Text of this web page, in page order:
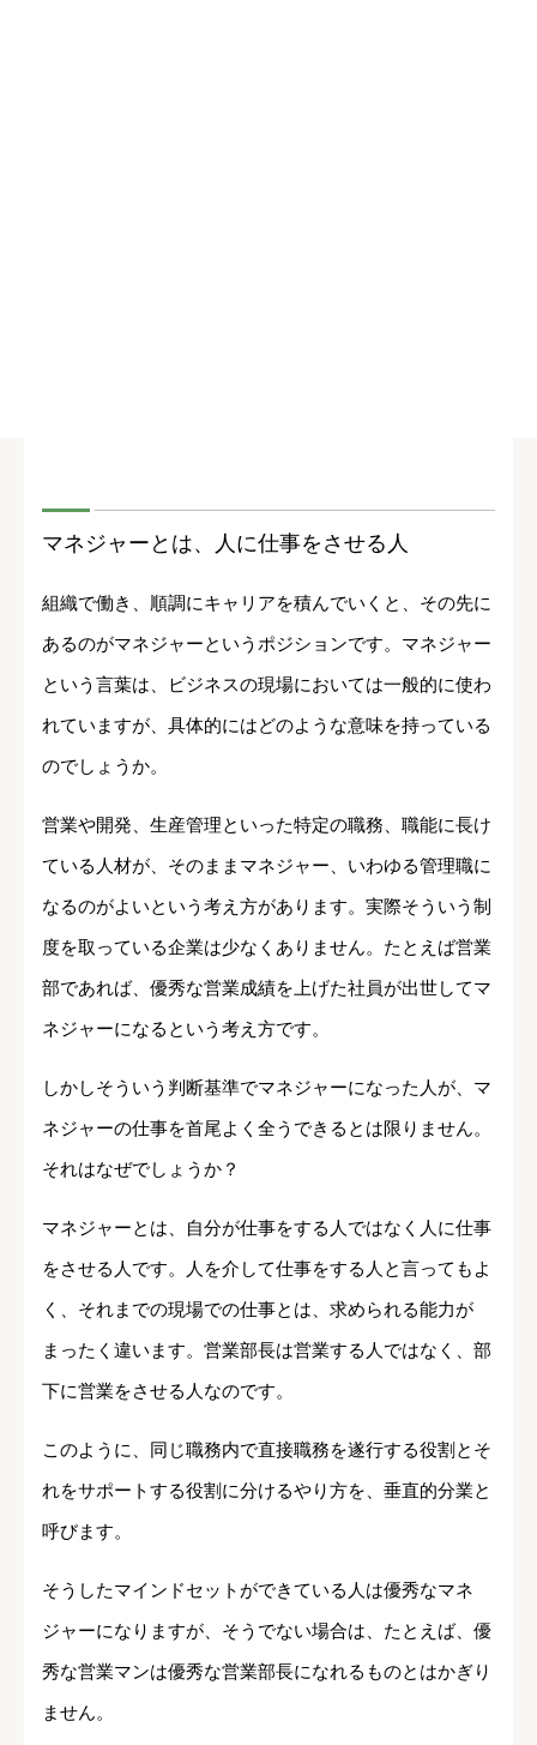
マネジャーとは、人に仕事をさせる人
組織で働き、順調にキャリアを積んでいくと、その先に
あるのがマネジャーというポジションです。マネジャー
という言葉は、ビジネスの現場においては一般的に使わ
れていますが、具体的にはどのような意味を持っている
のでしょうか。
営業や開発、生産管理といった特定の職務、職能に長け
ている人材が、そのままマネジャー、いわゆる管理職に
なるのがよいという考え方があります。実際そういう制
度を取っている企業は少なくありません。たとえば営業
部であれば、優秀な営業成績を上げた社員が出世してマ
ネジャーになるという考え方です。
しかしそういう判断基準でマネジャーになった人が、マ
ネジャーの仕事を首尾よく全うできるとは限りません。
それはなぜでしょうか？
マネジャーとは、自分が仕事をする人ではなく人に仕事
をさせる人です。人を介して仕事をする人と言ってもよ
く、それまでの現場での仕事とは、求められる能力が
まったく違います。営業部長は営業する人ではなく、部
下に営業をさせる人なのです。
このように、同じ職務内で直接職務を遂行する役割とそ
れをサポートする役割に分けるやり方を、垂直的分業と
呼びます。
そうしたマインドセットができている人は優秀なマネ
ジャーになりますが、そうでない場合は、たとえば、優
秀な営業マンは優秀な営業部長になれるものとはかぎり
ません。